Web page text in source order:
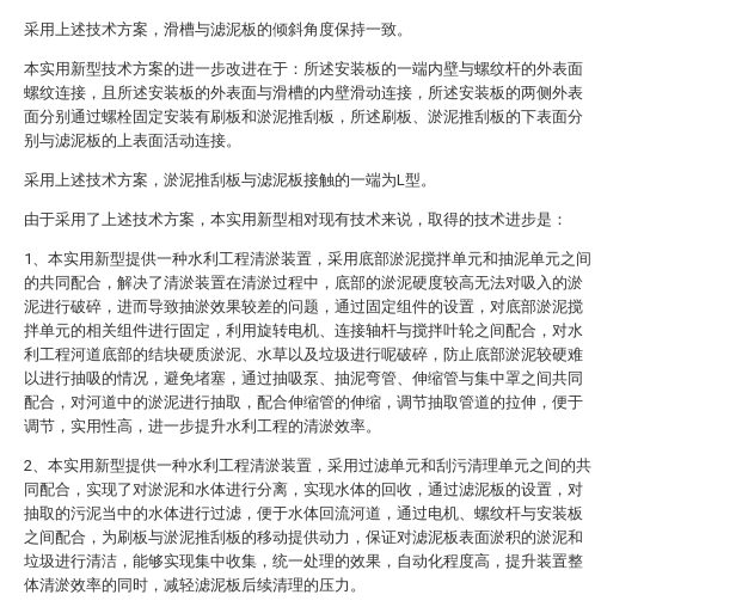
采用上述技术方案，滑槽与滤泥板的倾斜角度保持一致。
本实用新型技术方案的进一步改进在于：所述安装板的一端内壁与螺纹杆的外表面
螺纹连接，且所述安装板的外表面与滑槽的内壁滑动连接，所述安装板的两侧外表
面分别通过螺栓固定安装有刷板和淤泥推刮板，所述刷板、淤泥推刮板的下表面分
别与滤泥板的上表面活动连接。
采用上述技术方案，淤泥推刮板与滤泥板接触的一端为L型。
由于采用了上述技术方案，本实用新型相对现有技术来说，取得的技术进步是：
1、本实用新型提供一种水利工程清淤装置，采用底部淤泥搅拌单元和抽泥单元之间
的共同配合，解决了清淤装置在清淤过程中，底部的淤泥硬度较高无法对吸入的淤
泥进行破碎，进而导致抽淤效果较差的问题，通过固定组件的设置，对底部淤泥搅
拌单元的相关组件进行固定，利用旋转电机、连接轴杆与搅拌叶轮之间配合，对水
利工程河道底部的结块硬质淤泥、水草以及垃圾进行呢破碎，防止底部淤泥较硬难
以进行抽吸的情况，避免堵塞，通过抽吸泵、抽泥弯管、伸缩管与集中罩之间共同
配合，对河道中的淤泥进行抽取，配合伸缩管的伸缩，调节抽取管道的拉伸，便于
调节，实用性高，进一步提升水利工程的清淤效率。
2、本实用新型提供一种水利工程清淤装置，采用过滤单元和刮污清理单元之间的共
同配合，实现了对淤泥和水体进行分离，实现水体的回收，通过滤泥板的设置，对
抽取的污泥当中的水体进行过滤，便于水体回流河道，通过电机、螺纹杆与安装板
之间配合，为刷板与淤泥推刮板的移动提供动力，保证对滤泥板表面淤积的淤泥和
垃圾进行清洁，能够实现集中收集，统一处理的效果，自动化程度高，提升装置整
体清淤效率的同时，减轻滤泥板后续清理的压力。